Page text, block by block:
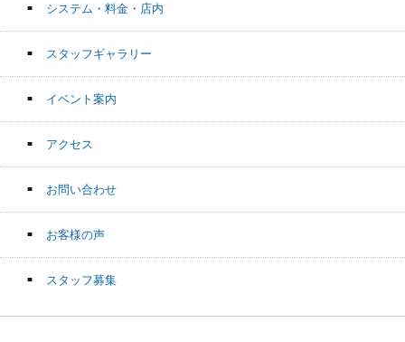
システム・料金・店内
スタッフギャラリー
イベント案内
アクセス
お問い合わせ
お客様の声
スタッフ募集